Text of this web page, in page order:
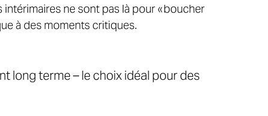
ne sont pas là pour « boucher
à des moments critiques.
long terme – le choix idéal pour des